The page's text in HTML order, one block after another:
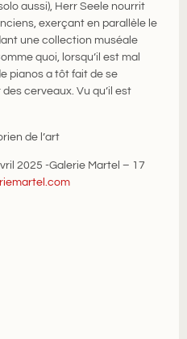
aussi), Herr Seele nourrit
exerçant en parallèle le
une collection muséale
quoi, lorsqu’il est mal
pianos a tôt fait de se
cerveaux. Vu qu’il est
de l’art
2025 -Galerie Martel – 17